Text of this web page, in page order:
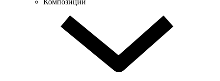
Композиции